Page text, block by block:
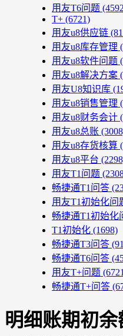
用友T6问题
T+ (6721)
用友u8供应链
用友u8库存管理
用友u8软件问题
用友u8解决方案
用友U8知识库
用友u8销售管理
用友u8财务会计
用友u8总账
用友u8存货核算
用友u8平台
用友T1问题
畅捷通T1问答
用友T1初始化问
畅捷通T1初始化
T1初始化 (1698)
畅捷通T3问答
畅捷通T6问答
用友T+问题
畅捷通T+问答
明细账期初